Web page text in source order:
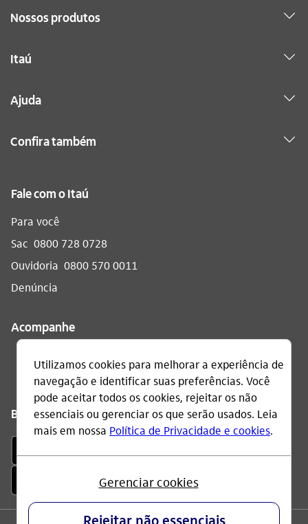
Nossos produtos
Itaú
Ajuda
Confira também
Fale com o Itaú
Para você
Sac 0800 728 0728
Ouvidoria 0800 570 0011
Denúncia
Acompanhe
Baixe o app